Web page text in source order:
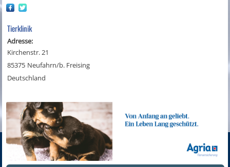
Tierklinik
Adresse:
Kirchenstr. 21
85375 Neufahrn/b. Freising
Deutschland